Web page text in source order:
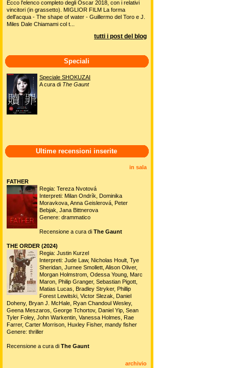
Ecco l'elenco completo degli Oscar 2018, con i relativi
vincitori (in grassetto). MIGLIOR FILM La forma
dell'acqua - The shape of water - Guillermo del Toro e J.
Miles Dale Chiamami col t...
tutti i post del blog
Speciali
Speciale SHOKUZAI
A cura di The Gaunt
Ultime recensioni inserite
in sala
FATHER
Regia: Tereza Nvotová
Interpreti: Milan Ondrík, Dominika
Moravkova, Anna Geislerová, Peter
Bebjak, Jana Bittnerova
Genere: drammatico
Recensione a cura di The Gaunt
THE ORDER (2024)
Regia: Justin Kurzel
Interpreti: Jude Law, Nicholas Hoult, Tye
Sheridan, Jurnee Smollett, Alison Oliver,
Morgan Holmstrom, Odessa Young, Marc
Maron, Philip Granger, Sebastian Pigott,
Matias Lucas, Bradley Stryker, Phillip
Forest Lewitski, Victor Slezak, Daniel
Doheny, Bryan J. McHale, Ryan Chandoul Wesley,
Geena Meszaros, George Tchortov, Daniel Yip, Sean
Tyler Foley, John Warkentin, Vanessa Holmes, Rae
Farrer, Carter Morrison, Huxley Fisher, mandy fisher
Genere: thriller
Recensione a cura di The Gaunt
archivio